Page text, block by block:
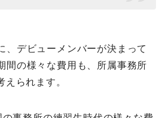
、デビューメンバーが決まって
間の様々な費用も、所属事務所
られます。